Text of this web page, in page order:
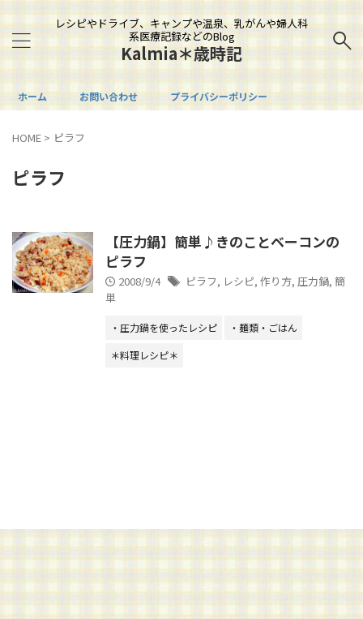
レシピやドライブ、キャンプや温泉、乳がんや婦人科
系医療記録などのBlog
Kalmia＊歳時記
ホーム お問い合わせ プライバシーポリシー
HOME > ピラフ
ピラフ
【圧力鍋】簡単♪きのことベーコンの
ピラフ
2008/9/4 ピラフ, レシピ, 作り方, 圧力鍋, 簡
単
・圧力鍋を使ったレシピ
・麺類・ごはん
＊料理レシピ＊